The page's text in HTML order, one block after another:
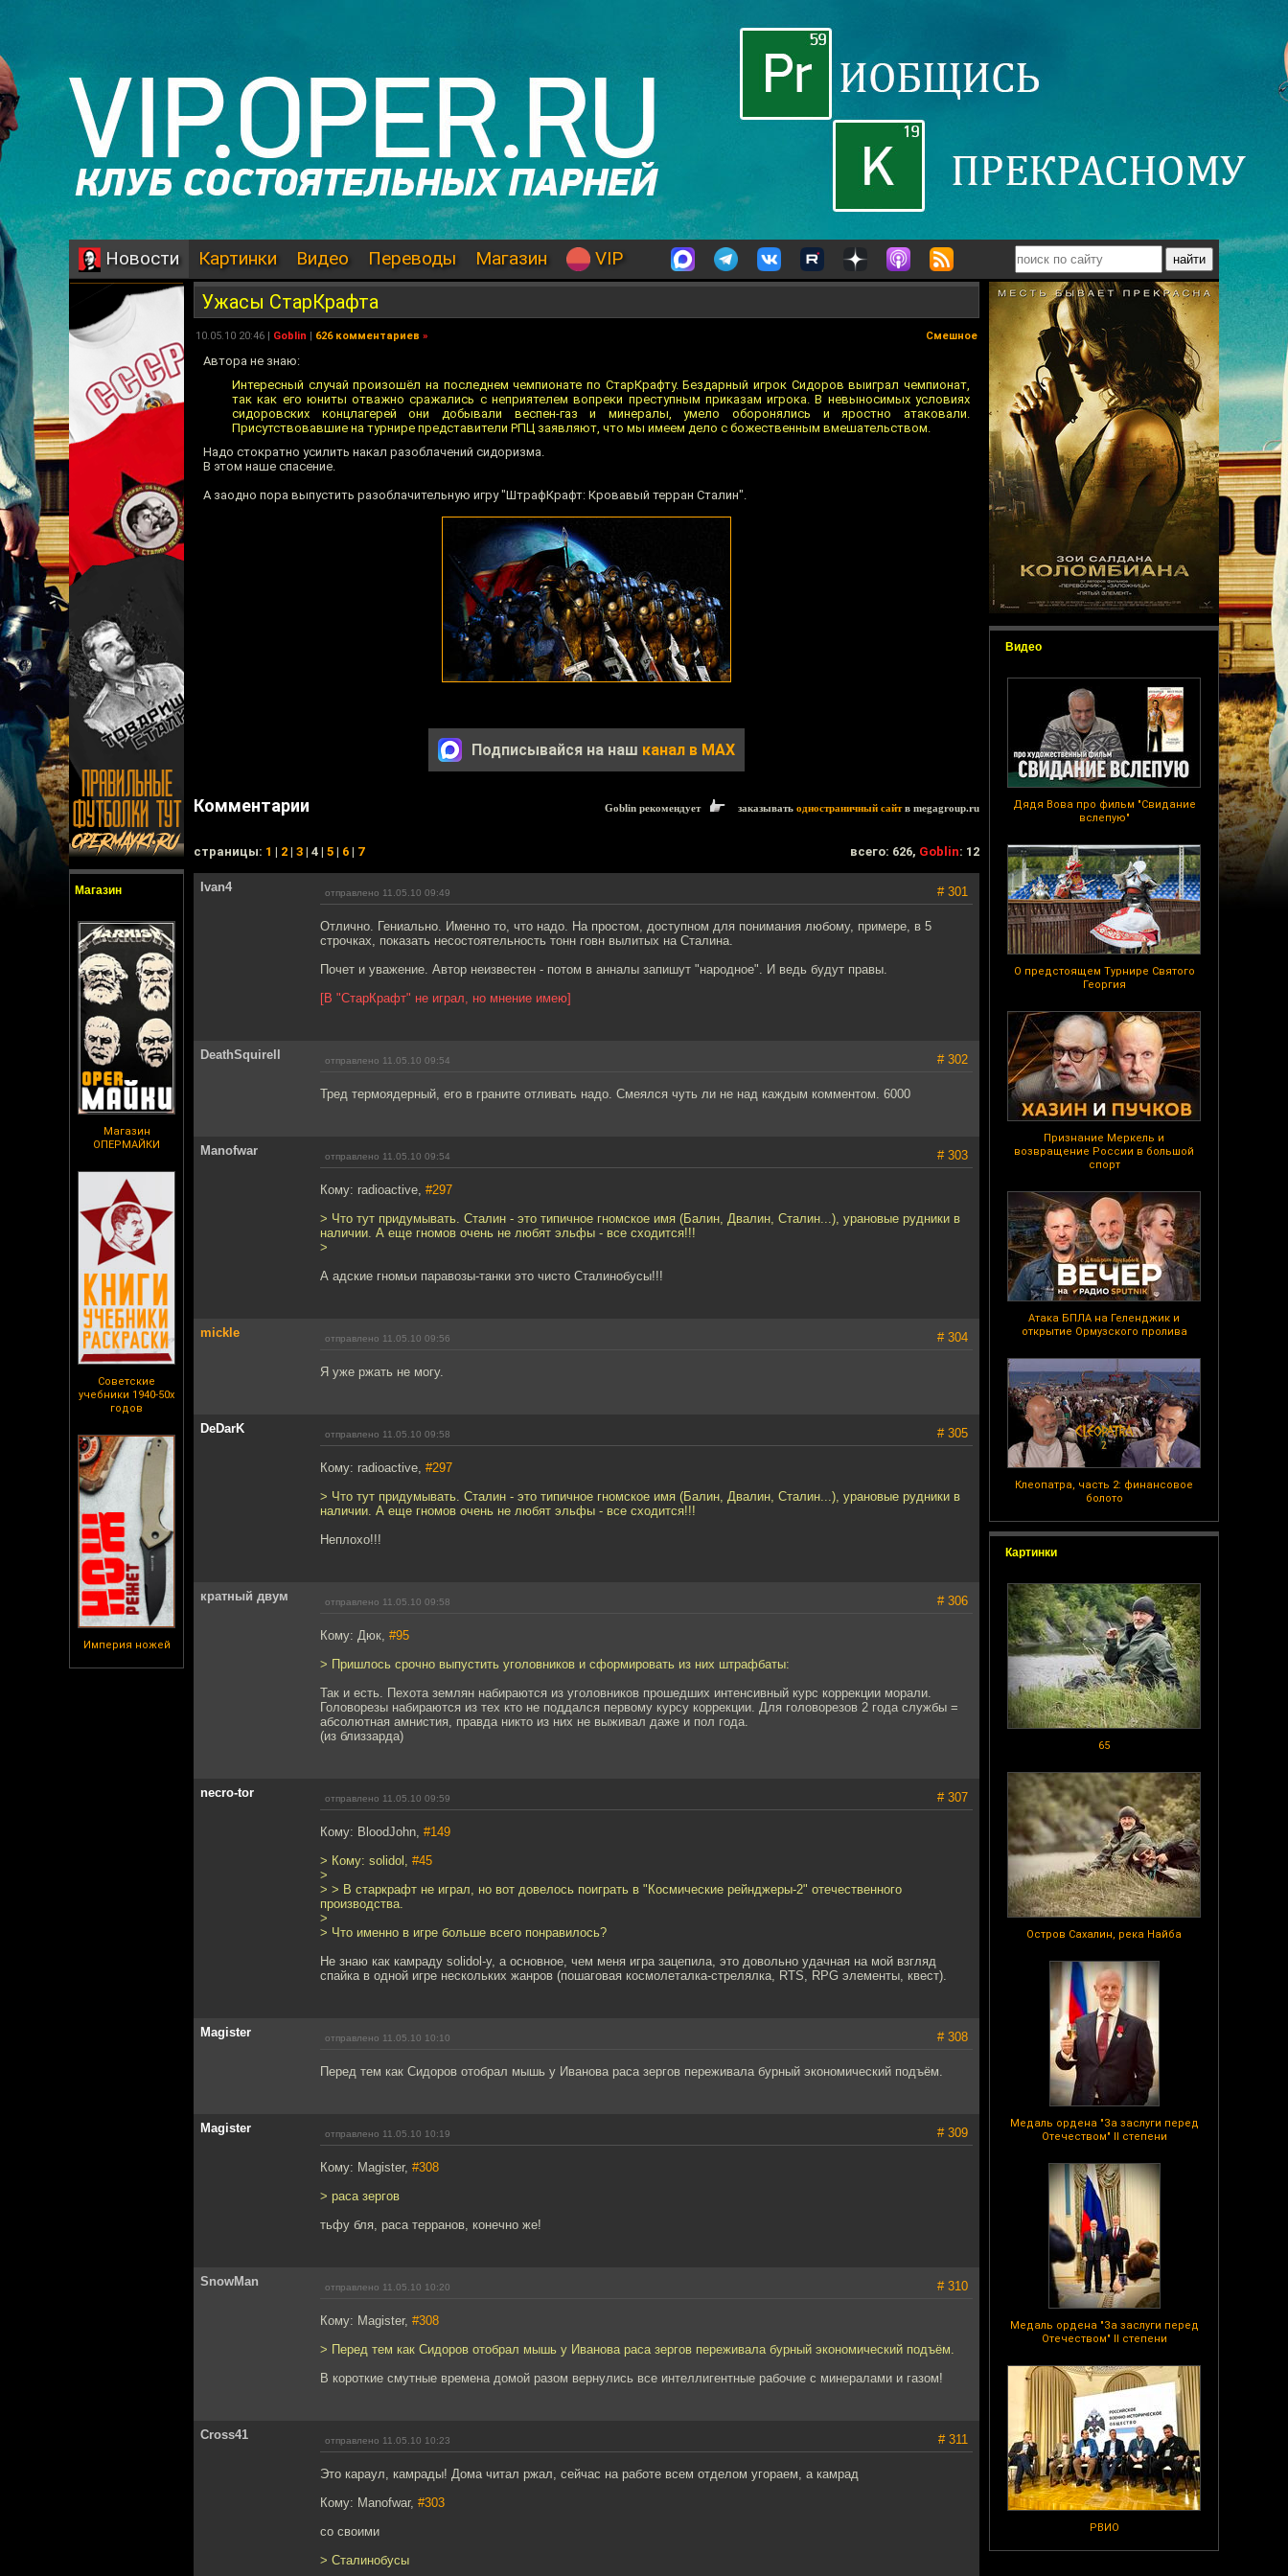
Новости Картинки Видео Переводы Магазин VIP
Магазин
Магазин
ОПЕРМАЙКИ
Советские
учебники 1940-50х
годов
Империя ножей
Видео
Дядя Вова про фильм "Свидание
вслепую"
О предстоящем Турнире Святого
Георгия
Признание Меркель и
возвращение России в большой
спорт
Атака БПЛА на Геленджик и
открытие Ормузского пролива
Клеопатра, часть 2: финансовое
болото
Картинки
65
Остров Сахалин, река Найба
Медаль ордена "За заслуги перед
Отечеством" II степени
Медаль ордена "За заслуги перед
Отечеством" II степени
РВИО
Ужасы СтарКрафта
10.05.10 20:46 | Goblin | 626 комментариев » Смешное
Автора не знаю:
Интересный случай произошёл на последнем чемпионате по СтарКрафту. Бездарный игрок Сидоров выиграл чемпионат,
так как его юниты отважно сражались с неприятелем вопреки преступным приказам игрока. В невыносимых условиях
сидоровских концлагерей они добывали веспен-газ и минералы, умело оборонялись и яростно атаковали.
Присутствовавшие на турнире представители РПЦ заявляют, что мы имеем дело с божественным вмешательством.
Надо стократно усилить накал разоблачений сидоризма.
В этом наше спасение.
А заодно пора выпустить разоблачительную игру "ШтрафКрафт: Кровавый терран Сталин".
Подписывайся на наш канал в MAX
Комментарии Goblin рекомендует заказывать одностраничный сайтв megagroup.ru
cтраницы: 1 | 2 | 3 | 4 | 5 | 6 | 7 всего: 626, Goblin: 12
Ivan4 отправлено 11.05.10 09:49 # 301
Отлично. Гениально. Именно то, что надо. На простом, доступном для понимания любому, примере, в 5
строчках, показать несостоятельность тонн говн вылитых на Сталина.
Почет и уважение. Автор неизвестен - потом в анналы запишут "народное". И ведь будут правы.
[В "СтарКрафт" не играл, но мнение имею]
DeathSquirell отправлено 11.05.10 09:54 # 302
Тред термоядерный, его в граните отливать надо. Смеялся чуть ли не над каждым комментом. 6000
Manofwar отправлено 11.05.10 09:54 # 303
Кому: radioactive, #297
> Что тут придумывать. Сталин - это типичное гномское имя (Балин, Двалин, Сталин...), урановые рудники в
наличии. А еще гномов очень не любят эльфы - все сходится!!!
>
А адские гномьи паравозы-танки это чисто Сталинобусы!!!
mickle отправлено 11.05.10 09:56 # 304
Я уже ржать не могу.
DeDarK отправлено 11.05.10 09:58 # 305
Кому: radioactive, #297
> Что тут придумывать. Сталин - это типичное гномское имя (Балин, Двалин, Сталин...), урановые рудники в
наличии. А еще гномов очень не любят эльфы - все сходится!!!
Неплохо!!!
кратный двум отправлено 11.05.10 09:58 # 306
Кому: Дюк, #95
> Пришлось срочно выпустить уголовников и сформировать из них штрафбаты:
Так и есть. Пехота землян набираются из уголовников прошедших интенсивный курс коррекции морали.
Головорезы набираются из тех кто не поддался первому курсу коррекции. Для головорезов 2 года службы =
абсолютная амнистия, правда никто из них не выживал даже и пол года.
(из близзарда)
necro-tor отправлено 11.05.10 09:59 # 307
Кому: BloodJohn, #149
> Кому: solidol, #45
>
> > В старкрафт не играл, но вот довелось поиграть в "Космические рейнджеры-2" отечественного
производства.
>
> Что именно в игре больше всего понравилось?
Не знаю как камраду solidol-у, а основное, чем меня игра зацепила, это довольно удачная на мой взгляд
спайка в одной игре нескольких жанров (пошаговая космолеталка-стрелялка, RTS, RPG элементы, квест).
Magister отправлено 11.05.10 10:10 # 308
Перед тем как Сидоров отобрал мышь у Иванова раса зергов переживала бурный экономический подъём.
Magister отправлено 11.05.10 10:19 # 309
Кому: Magister, #308
> раса зергов
тьфу бля, раса терранов, конечно же!
SnowMan отправлено 11.05.10 10:20 # 310
Кому: Magister, #308
> Перед тем как Сидоров отобрал мышь у Иванова раса зергов переживала бурный экономический подъём.
В короткие смутные времена домой разом вернулись все интеллигентные рабочие с минералами и газом!
Cross41 отправлено 11.05.10 10:23 # 311
Это караул, камрады! Дома читал ржал, сейчас на работе всем отделом угораем, а камрад
Кому: Manofwar, #303
со своими
> Сталинобусы